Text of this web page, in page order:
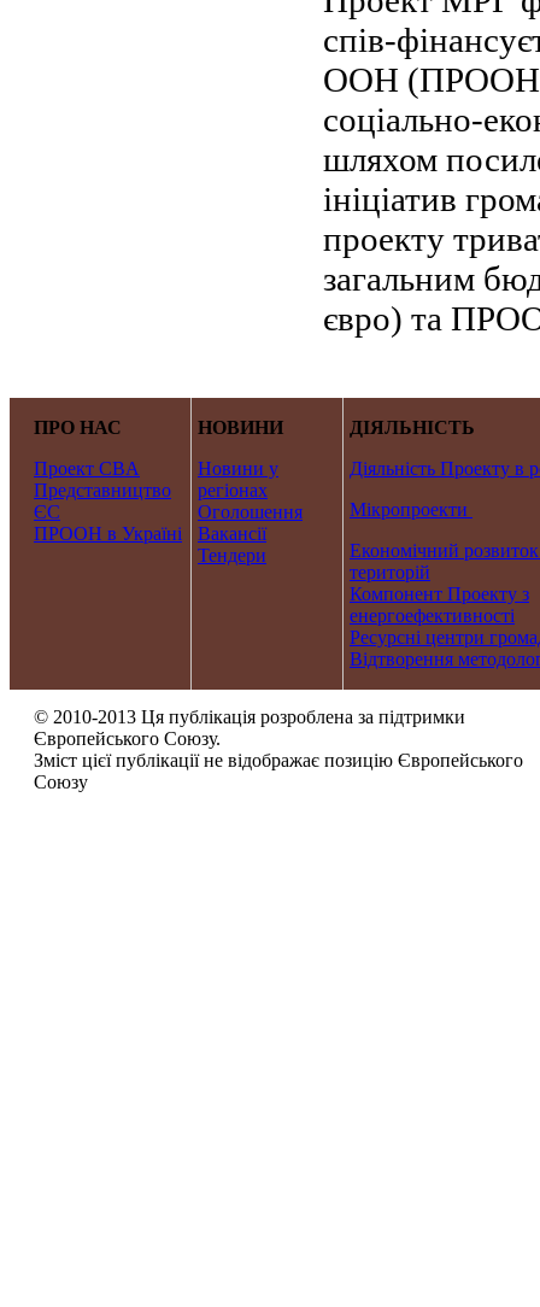
спів-
ООН (ПРООН).
соціально-
шляхом
ініціатив
проекту
загальним
євро) та
ПРО НАС
Проект CBA
Представництво
ЄС
ПРООН в Україні
НОВИНИ
Новини у
регіонах
Оголошення
Вакансії
Тендери
ДІЯЛЬНІСТЬ
Діяльність Проекту в
Мікропроекти
Економічний розвиток
територій
Компонент Проекту з
енергоефективності
Ресурсні центри
Відтворення
© 2010-2013 Ця публікація розроблена за підтримки
Європейського Союзу.
Зміст цієї публікації не відображає позицію Європейського
Союзу